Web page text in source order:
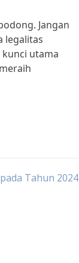
Jangan
legalitas
utama
Tahun 2024